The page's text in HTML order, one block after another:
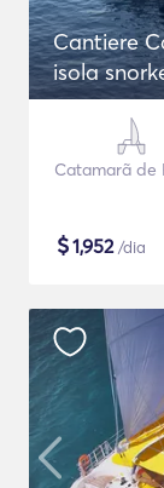
Cantiere
isola
Catamarã de
$1,952/dia